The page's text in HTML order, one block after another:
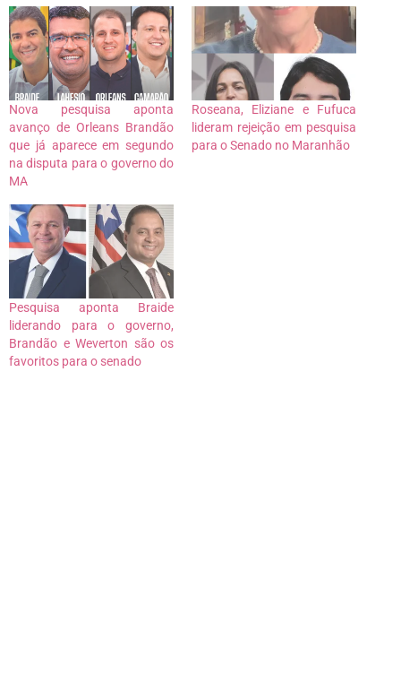
Nova pesquisa aponta
avanço de Orleans Brandão
que já aparece em segundo
na disputa para o governo do
MA
Roseana, Eliziane e Fufuca
lideram rejeição em pesquisa
para o Senado no Maranhão
Pesquisa aponta Braide
liderando para o governo,
Brandão e Weverton são os
favoritos para o senado